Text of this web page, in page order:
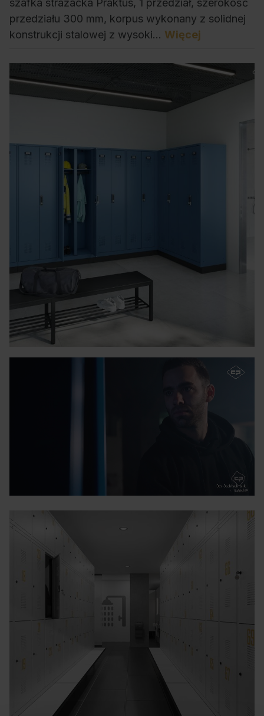
szafka strażacka Praktus, 1 przedział, szerokość
przedziału 300 mm, korpus wykonany z solidnej
konstrukcji stalowej z wysoki… Więcej